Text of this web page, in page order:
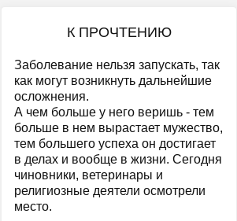
К ПРОЧТЕНИЮ
Заболевание нельзя запускать, так
как могут возникнуть дальнейшие
осложнения.
А чем больше у него веришь - тем
больше в нем вырастает мужество,
тем большего успеха он достигает
в делах и вообще в жизни. Сегодня
чиновники, ветеринары и
религиозные деятели осмотрели
место.